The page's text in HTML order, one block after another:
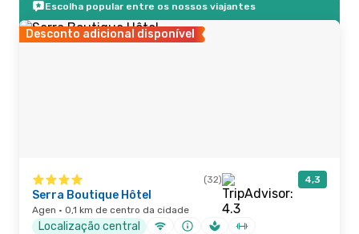
Escolha popular entre os nossos viajantes
Desconto adicional disponível
(32) 4,3
Serra Boutique Hôtel
Agen · 0,1 km de centro da cidade
Localização central